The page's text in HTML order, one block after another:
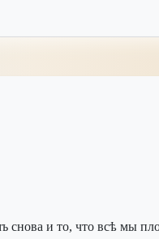
снова и то, что всѣ мы